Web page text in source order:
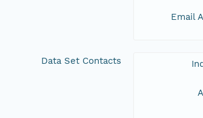
Email
Data Set Contacts